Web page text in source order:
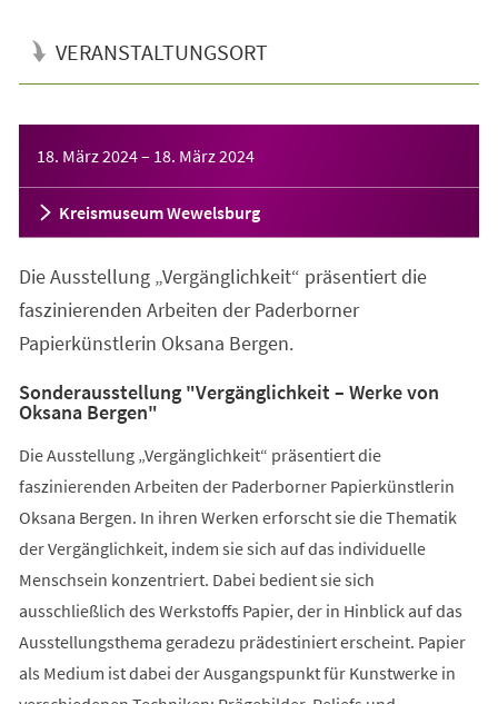
VERANSTALTUNGSORT
18. März 2024– 18. März 2024
Kreismuseum Wewelsburg
Die Ausstellung „Vergänglichkeit“ präsentiert die
faszinierenden Arbeiten der Paderborner
Papierkünstlerin Oksana Bergen.
Sonderausstellung "Vergänglichkeit – Werke von
Oksana Bergen"
Die Ausstellung „Vergänglichkeit“ präsentiert die
faszinierenden Arbeiten der Paderborner Papierkünstlerin
Oksana Bergen. In ihren Werken erforscht sie die Thematik
der Vergänglichkeit, indem sie sich auf das individuelle
Menschsein konzentriert. Dabei bedient sie sich
ausschließlich des Werkstoffs Papier, der in Hinblick auf das
Ausstellungsthema geradezu prädestiniert erscheint. Papier
als Medium ist dabei der Ausgangspunkt für Kunstwerke in